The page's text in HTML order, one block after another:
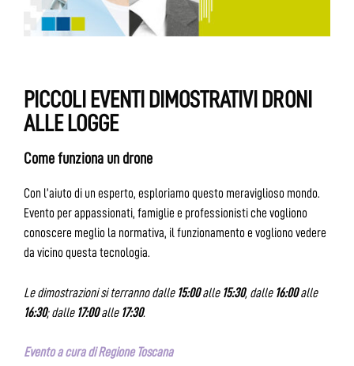
PICCOLI EVENTI DIMOSTRATIVI DRONI
ALLE LOGGE
Come funziona un drone
Con l’aiuto di un esperto, esploriamo questo meraviglioso mondo.
Evento per appassionati, famiglie e professionisti che vogliono
conoscere meglio la normativa, il funzionamento e vogliono vedere
da vicino questa tecnologia.
Le dimostrazioni si terranno dalle 15:00alle 15:30, dalle 16:00alle
16:30; dalle 17:00alle 17:30.
Evento a cura di Regione Toscana